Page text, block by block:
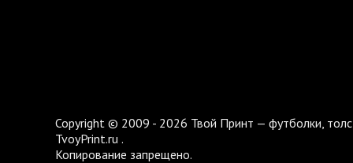
Copyright © 2009 - 2026 Твой Принт — футболки,
TvoyPrint.ru .
Копирование запрещено.